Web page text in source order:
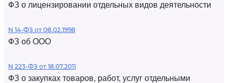
ФЗ о лицензировании отдельных видов деятельности
N 14-ФЗ от 08.02.1998
ФЗ об ООО
N 223-ФЗ от 18.07.2011
ФЗ о закупках товаров, работ, услуг отдельными